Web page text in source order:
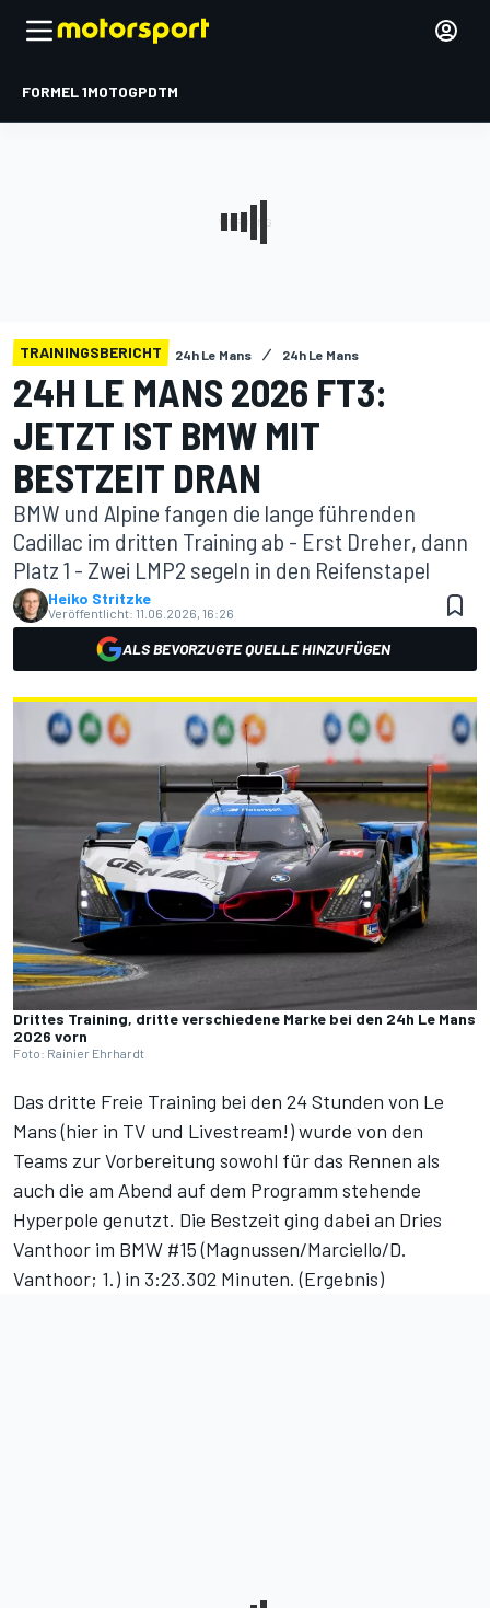
FORMEL 1MOTOGPDTM
TRAININGSBERICHT 24h Le Mans 24h Le Mans
24H LE MANS 2026 FT3:
JETZT IST BMW MIT
BESTZEIT DRAN
BMW und Alpine fangen die lange führenden
Cadillac im dritten Training ab - Erst Dreher, dann
Platz 1 - Zwei LMP2 segeln in den Reifenstapel
Heiko Stritzke
Veröffentlicht: 11.06.2026, 16:26
ALS BEVORZUGTE QUELLE HINZUFÜGEN
Drittes Training, dritte verschiedene Marke bei den 24h Le Mans
2026 vorn
Foto: Rainier Ehrhardt
Das dritte Freie Training bei den 24 Stunden von Le
Mans (hier in TV und Livestream!) wurde von den
Teams zur Vorbereitung sowohl für das Rennen als
auch die am Abend auf dem Programm stehende
Hyperpole genutzt. Die Bestzeit ging dabei an Dries
Vanthoor im BMW #15 (Magnussen/Marciello/D.
Vanthoor; 1.) in 3:23.302 Minuten. (Ergebnis)